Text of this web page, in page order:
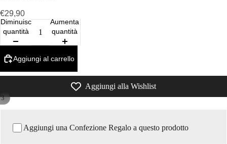
3
€29,90
Diminuisci
quantità
Aumenta
quantità
Aggiungi al carrello
Aggiungi alla Wishlist
Aggiungi una Confezione Regalo a questo prodotto